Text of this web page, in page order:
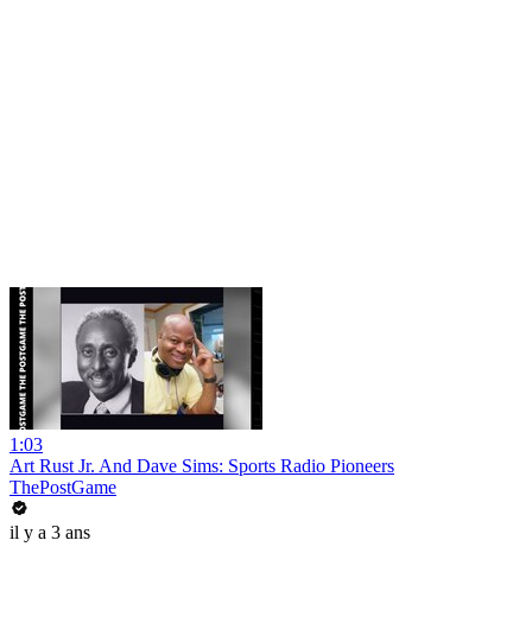
1:03
Art Rust Jr. And Dave Sims: Sports Radio Pioneers
ThePostGame
il y a 3 ans